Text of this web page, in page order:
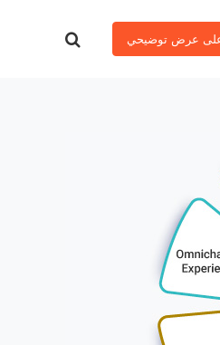
عرض توضيحي